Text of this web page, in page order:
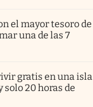
el mayor tesoro de
una de las 7
gratis en una isla
20 horas de